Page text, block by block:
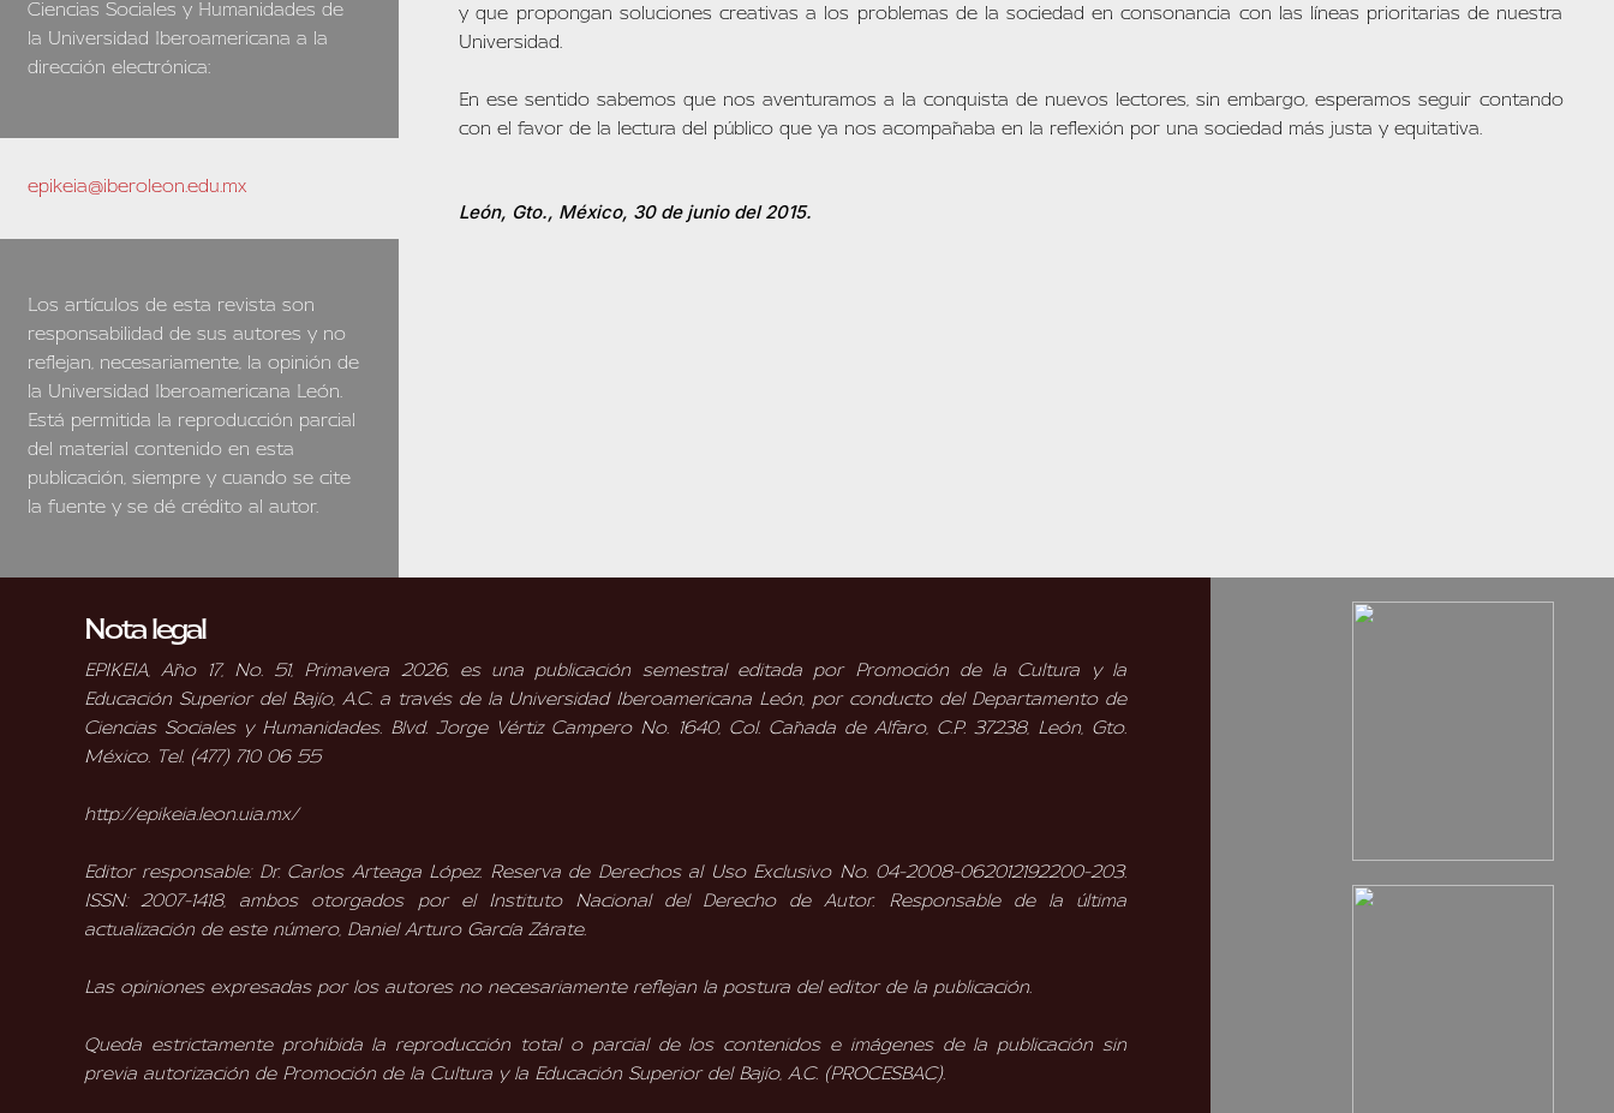
Ciencias Sociales y Humanidades de
la Universidad Iberoamericana a la
dirección electrónica:
epikeia@iberoleon.edu.mx
Los artículos de esta revista son
responsabilidad de sus autores y no
reflejan, necesariamente, la opinión de
la Universidad Iberoamericana León.
Está permitida la reproducción parcial
del material contenido en esta
publicación, siempre y cuando se cite
la fuente y se dé crédito al autor.
y que propongan soluciones creativas a los problemas de la sociedad en consonancia con las líneas prioritarias de nuestra
Universidad.
En ese sentido sabemos que nos aventuramos a la conquista de nuevos lectores, sin embargo, esperamos seguir contando
con el favor de la lectura del público que ya nos acompañaba en la reflexión por una sociedad más justa y equitativa.
León, Gto., México, 30 de junio del 2015.
Nota legal
EPIKEIA, Año 17, No. 51, Primavera 2026, es una publicación semestral editada por Promoción de la Cultura y la
Educación Superior del Bajío, A.C. a través de la Universidad Iberoamericana León, por conducto del Departamento de
Ciencias Sociales y Humanidades. Blvd. Jorge Vértiz Campero No. 1640, Col. Cañada de Alfaro, C.P. 37238, León, Gto.
México. Tel. (477) 710 06 55
http://epikeia.leon.uia.mx/
Editor responsable: Dr. Carlos Arteaga López. Reserva de Derechos al Uso Exclusivo No. 04-2008-062012192200-203.
ISSN: 2007-1418, ambos otorgados por el Instituto Nacional del Derecho de Autor. Responsable de la última
actualización de este número, Daniel Arturo García Zárate.
Las opiniones expresadas por los autores no necesariamente reflejan la postura del editor de la publicación.
Queda estrictamente prohibida la reproducción total o parcial de los contenidos e imágenes de la publicación sin
previa autorización de Promoción de la Cultura y la Educación Superior del Bajío, A.C. (PROCESBAC).